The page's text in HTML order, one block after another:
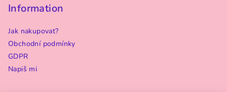
Information
Jak nakupovat?
Obchodní podmínky
GDPR
Napiš mi